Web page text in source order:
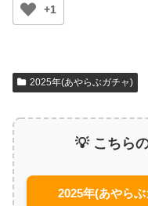
+1
2025年(あやらぶガチャ)
💡 こちら
2025年(あやら